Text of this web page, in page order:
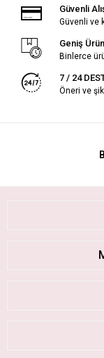
Güvenli
Güvenli ve
Geniş
Binlerce
7 / 24
Öneri ve